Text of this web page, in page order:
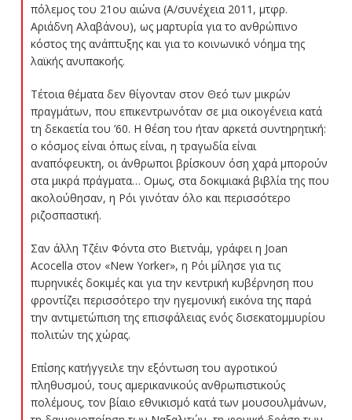
πόλεμος του 21ου αιώνα (Α/συνέχεια 2011, μτφρ.
Αριάδνη Αλαβάνου), ως μαρτυρία για το ανθρώπινο
κόστος της ανάπτυξης και για το κοινωνικό νόημα της
λαϊκής ανυπακοής.
Τέτοια θέματα δεν θίγονταν στον Θεό των μικρών
πραγμάτων, που επικεντρωνόταν σε μια οικογένεια κατά
τη δεκαετία του ’60. Η θέση του ήταν αρκετά συντηρητική:
ο κόσμος είναι όπως είναι, η τραγωδία είναι
αναπόφευκτη, οι άνθρωποι βρίσκουν όση χαρά μπορούν
στα μικρά πράγματα… Ομως, στα δοκιμιακά βιβλία της που
ακολούθησαν, η Ρόι γινόταν όλο και περισσότερο
ριζοσπαστική.
Σαν άλλη Τζέιν Φόντα στο Βιετνάμ, γράφει η Joan
Acocella στον «New Yorker», η Ρόι μίλησε για τις
πυρηνικές δοκιμές και για την κεντρική κυβέρνηση που
φροντίζει περισσότερο την ηγεμονική εικόνα της παρά
την αντιμετώπιση της επισφάλειας ενός δισεκατομμυρίου
πολιτών της χώρας.
Επίσης κατήγγειλε την εξόντωση του αγροτικού
πληθυσμού, τους αμερικανικούς ανθρωπιστικούς
πολέμους, τον βίαιο εθνικισμό κατά των μουσουλμάνων,